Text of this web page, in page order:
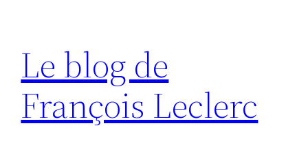
contenu
Le blog de
François Leclerc